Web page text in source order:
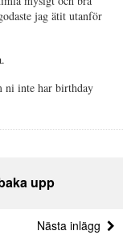
jag ätit utanför
ni inte har birthday
upp
Nästa inlägg